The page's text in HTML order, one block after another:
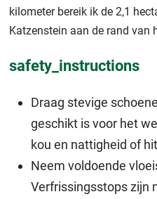
kilometer bereik ik de 2,1
Katzenstein aan de rand van
safety_instructions
Draag stevige
geschikt is voor het
kou en nattigheid of
Neem voldoende
Verfrissingsstops zijn